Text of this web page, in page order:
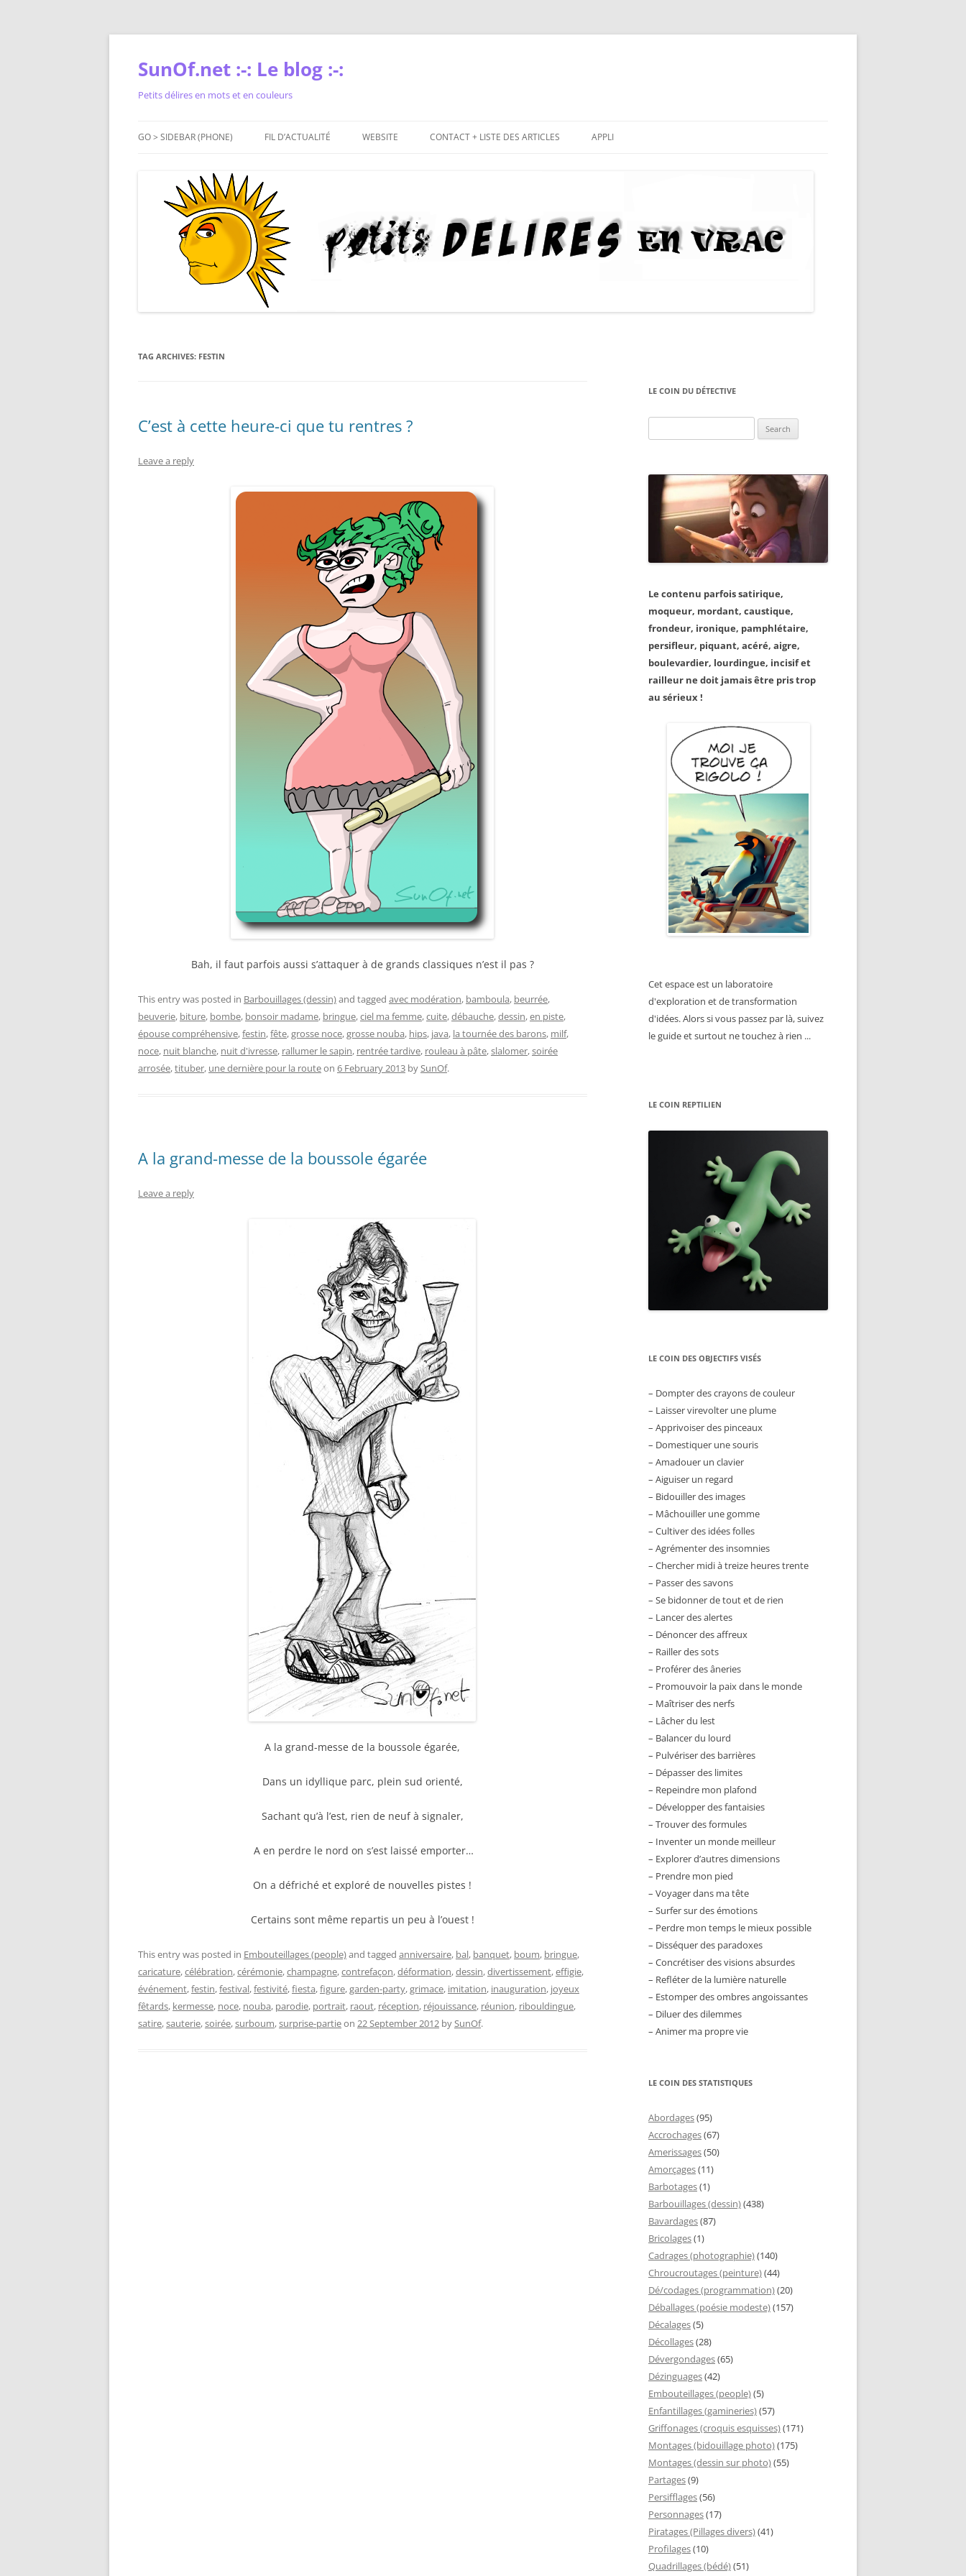
Skip
SunOf.net :-: Le blog :-:
Petits délires en mots et en couleurs
GO > SIDEBAR (PHONE) FIL D’ACTUALITÉ WEBSITE CONTACT + LISTE DES ARTICLES APPLI
TAG ARCHIVES: FESTIN
C’est à cette heure-ci que tu rentres ?
Leave a reply
Bah, il faut parfois aussi s’attaquer à de grands classiques n’est il pas ?
This entry was posted in Barbouillages (dessin)and tagged avec modération, bamboula, beurrée,
beuverie, biture, bombe, bonsoir madame, bringue,ciel ma femme,cuite,débauche,dessin,en piste,
épouse compréhensive,festin,fête,grosse noce,grosse nouba, hips, java, la tournée des barons, milf,
noce, nuit blanche, nuit d'ivresse, rallumer le sapin, rentrée tardive, rouleau à pâte,slalomer,soirée
arrosée,tituber, une dernière pour la routeon 6 February 2013 bySunOf.
A la grand-messe de la boussole égarée
Leave a reply
A la grand-messe de la boussole égarée,
Dans un idyllique parc, plein sud orienté,
Sachant qu’à l’est, rien de neuf à signaler,
A en perdre le nord on s’est laissé emporter…
On a défriché et exploré de nouvelles pistes !
Certains sont même repartis un peu à l’ouest !
This entry was posted in Embouteillages (people)and tagged anniversaire, bal, banquet, boum, bringue,
caricature,célébration,cérémonie,champagne,contrefaçon,déformation,dessin,divertissement,effigie,
événement,festin,festival,festivité,fiesta,figure,garden-party,grimace, imitation, inauguration, joyeux
fêtards, kermesse, noce, nouba, parodie, portrait, raout, réception, réjouissance, réunion, ribouldingue,
satire,sauterie,soirée,surboum,surprise-partieon 22 September 2012 bySunOf.
LE COIN DU DÉTECTIVE
for:
Le contenu parfois satirique,
moqueur, mordant, caustique,
frondeur, ironique, pamphlétaire,
persifleur, piquant, acéré, aigre,
boulevardier, lourdingue, incisif et
railleur ne doit jamais être pris trop
au sérieux !
Cet espace est un laboratoire
d'exploration et de transformation
d'idées. Alors si vous passez par là, suivez
le guide et surtout ne touchez à rien ...
LE COIN REPTILIEN
LE COIN DES OBJECTIFS VISÉS
– Dompter des crayons de couleur
– Laisser virevolter une plume
– Apprivoiser des pinceaux
– Domestiquer une souris
– Amadouer un clavier
– Aiguiser un regard
– Bidouiller des images
– Mâchouiller une gomme
– Cultiver des idées folles
– Agrémenter des insomnies
– Chercher midi à treize heures trente
– Passer des savons
– Se bidonner de tout et de rien
– Lancer des alertes
– Dénoncer des affreux
– Railler des sots
– Proférer des âneries
– Promouvoir la paix dans le monde
– Maîtriser des nerfs
– Lâcher du lest
– Balancer du lourd
– Pulvériser des barrières
– Dépasser des limites
– Repeindre mon plafond
– Développer des fantaisies
– Trouver des formules
– Inventer un monde meilleur
– Explorer d’autres dimensions
– Prendre mon pied
– Voyager dans ma tête
– Surfer sur des émotions
– Perdre mon temps le mieux possible
– Disséquer des paradoxes
– Concrétiser des visions absurdes
– Refléter de la lumière naturelle
– Estomper des ombres angoissantes
– Diluer des dilemmes
– Animer ma propre vie
LE COIN DES STATISTIQUES
Abordages(95)
Accrochages(67)
Amerissages(50)
Amorçages(11)
Barbotages(1)
Barbouillages (dessin)(438)
Bavardages(87)
Bricolages(1)
Cadrages (photographie)(140)
Chroucroutages (peinture)(44)
Dé/codages (programmation)(20)
Déballages (poésie modeste)(157)
Décalages(5)
Décollages(28)
Dévergondages(65)
Dézinguages(42)
Embouteillages (people)(5)
Enfantillages (gamineries)(57)
Griffonages (croquis esquisses)(171)
Montages (bidouillage photo)(175)
Montages (dessin sur photo)(55)
Partages(9)
Persifflages(56)
Personnages(17)
Piratages (Pillages divers)(41)
Profilages(10)
Quadrillages (bédé)(51)